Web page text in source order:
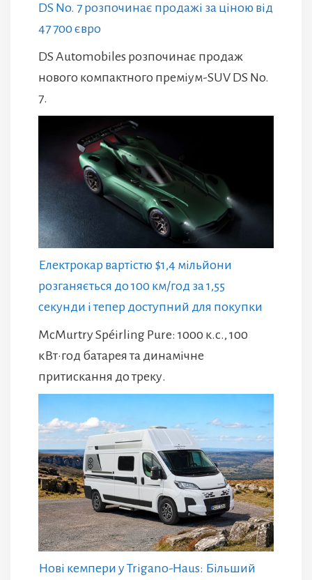
DS No. 7 розпочинає продажі за ціною від
47 700 євро
DS Automobiles розпочинає продаж
нового компактного преміум-SUV DS No.
7.
Електрокар вартістю $1,4 мільйони
розганяється до 100 км/год за 1,55
секунди і тепер доступний для покупки
McMurtry Spéirling Pure: 1000 к.с., 100
кВт·год батарея та динамічне
притискання до треку.
Нові кемпери у Trigano-Haus: Більший